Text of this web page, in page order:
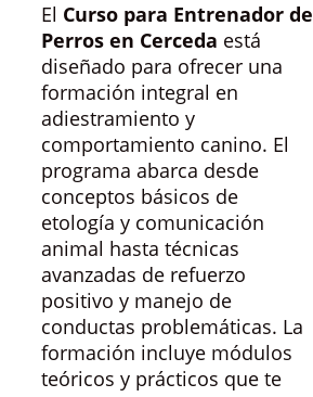
El Curso para Entrenador de
Perros en Cerceda está
diseñado para ofrecer una
formación integral en
adiestramiento y
comportamiento canino. El
programa abarca desde
conceptos básicos de
etología y comunicación
animal hasta técnicas
avanzadas de refuerzo
positivo y manejo de
conductas problemáticas. La
formación incluye módulos
teóricos y prácticos que te